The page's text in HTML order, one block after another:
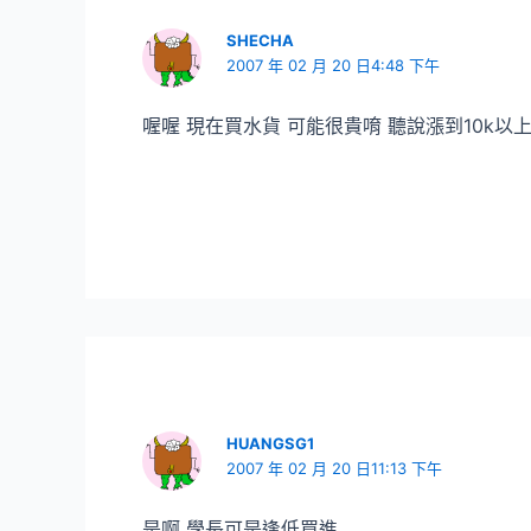
SHECHA
2007 年 02 月 20 日4:48 下午
喔喔 現在買水貨 可能很貴唷 聽說漲到10k以
HUANGSG1
2007 年 02 月 20 日11:13 下午